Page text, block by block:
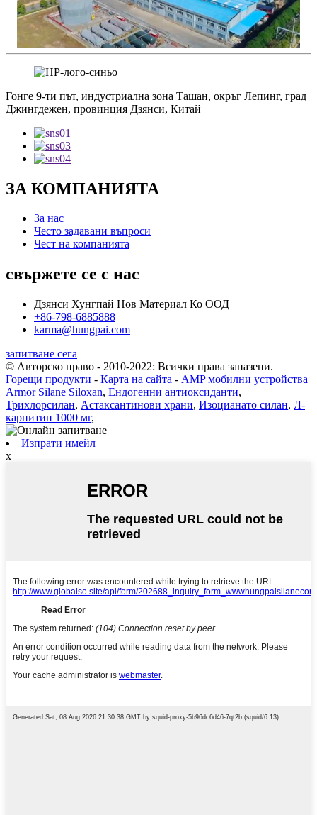
Гонге 9-ти път, индустриална зона Ташан, окръг Лепинг, град
Джингдежен, провинция Дзянси, Китай
ЗА КОМПАНИЯТА
За нас
Често задавани въпроси
Чест на компанията
свържете се с нас
Дзянси Хунгпай Нов Материал Ко ООД
+86-798-6885888
karma@hungpai.com
запитване сега
© Авторско право - 2010-2022: Всички права запазени.
Горещи продукти - Карта на сайта - AMP мобилни устройства
Armor Silane Siloxan, Ендогенни антиоксиданти,
Трихлорсилан, Астаксантинови храни, Изоцианато силан, Л-
карнитин 1000 мг,
Изпрати имейл
x